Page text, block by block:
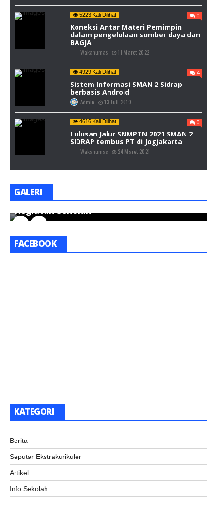
5223 Kali Dilihat 0
Koneksi Antar Materi Pemimpin
dalam pengelolaan sumber daya dan
BAGJA
Wakahumas 11 Maret 2022
4929 Kali Dilihat 4
Sistem Informasi SMAN 2 Sidrap
berbasis Android
Admin 13 Juli 2019
4616 Kali Dilihat 0
Lulusan Jalur SNMPTN 2021 SMAN 2
SIDRAP tembus PT di Jogjakarta
Wakahumas 24 Maret 2021
GALERI
Kegiatan Sekolah
FACEBOOK
KATEGORI
Berita
Seputar Ekstrakurikuler
Artikel
Info Sekolah